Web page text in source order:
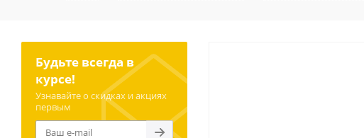
Будьте всегда в
курсе!
Узнавайте о скидках и акциях
первым